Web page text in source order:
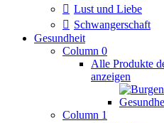
Lust und Liebe
Schwangerschaft
Gesundheit
Column 0
Alle Produkte
anzeigen
Column 1